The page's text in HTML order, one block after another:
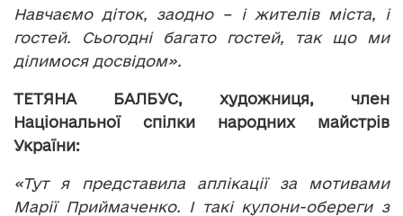
Навчаємо діток, заодно – і жителів міста, і
гостей. Сьогодні багато гостей, так що ми
ділимося досвідом».
ТЕТЯНА БАЛБУС, художниця, член
Національної спілки народних майстрів
України:
«Тут я представила аплікації за мотивами
Марії Приймаченко. І такі кулони-обереги з